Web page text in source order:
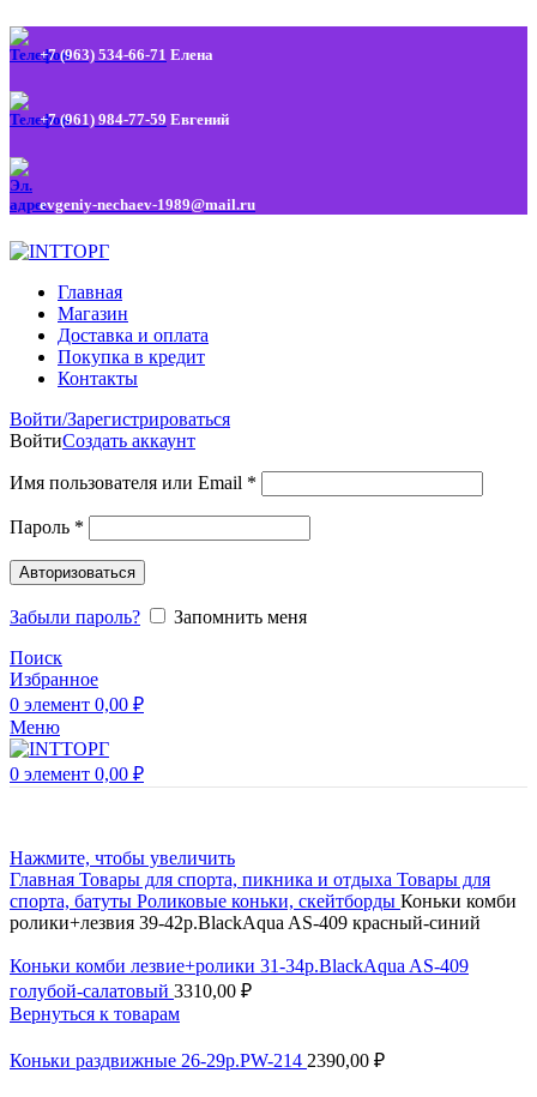
+7 (963) 534-66-71 Елена
+7 (961) 984-77-59 Евгений
evgeniy-nechaev-1989@mail.ru
Главная
Магазин
Доставка и оплата
Покупка в кредит
Контакты
Войти/Зарегистрироваться
ВойтиСоздать аккаунт
Имя пользователя или Email *
Пароль *
Авторизоваться
Забыли пароль?
Запомнить меня
Поиск
Избранное
0 элемент 0,00 ₽
Меню
0 элемент 0,00 ₽
Нажмите, чтобы увеличить
Главная Товары для спорта, пикника и отдыха Товары для
спорта, батуты Роликовые коньки, скейтборды Коньки комби
ролики+лезвия 39-42р.BlackAqua AS-409 красный-синий
Коньки комби лезвие+ролики 31-34р.BlackAqua AS-409
голубой-салатовый 3310,00 ₽
Вернуться к товарам
Коньки раздвижные 26-29р.PW-214 2390,00 ₽